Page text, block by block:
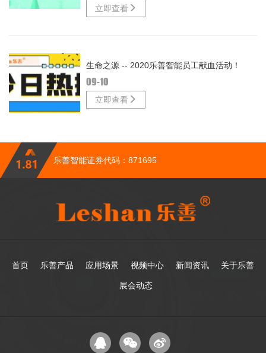
立即查看
生命之源 -- 2020乐善智能员工献血活动！
09-10
立即查看
乐善智能证券代码：871695
首页 乐善产品 应用场景 视频中心 新闻资讯 关于乐善
展会动态